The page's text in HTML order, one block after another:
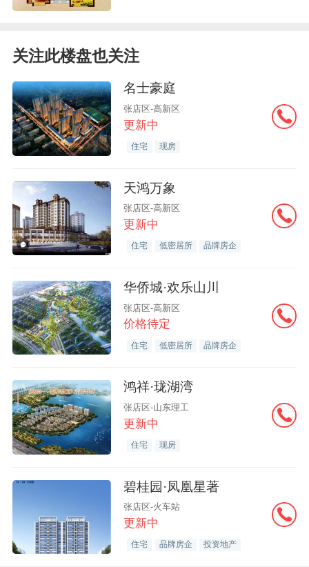
关注此楼盘也关注
名士豪庭
张店区-高新区
更新中
住宅 现房
天鸿万象
张店区-高新区
更新中
住宅 低密居所 品牌房企
华侨城·欢乐山川
张店区-高新区
价格待定
住宅 低密居所 品牌房企
鸿祥·珑湖湾
张店区-山东理工
更新中
住宅 现房
碧桂园·凤凰星著
张店区-火车站
更新中
住宅 品牌房企 投资地产